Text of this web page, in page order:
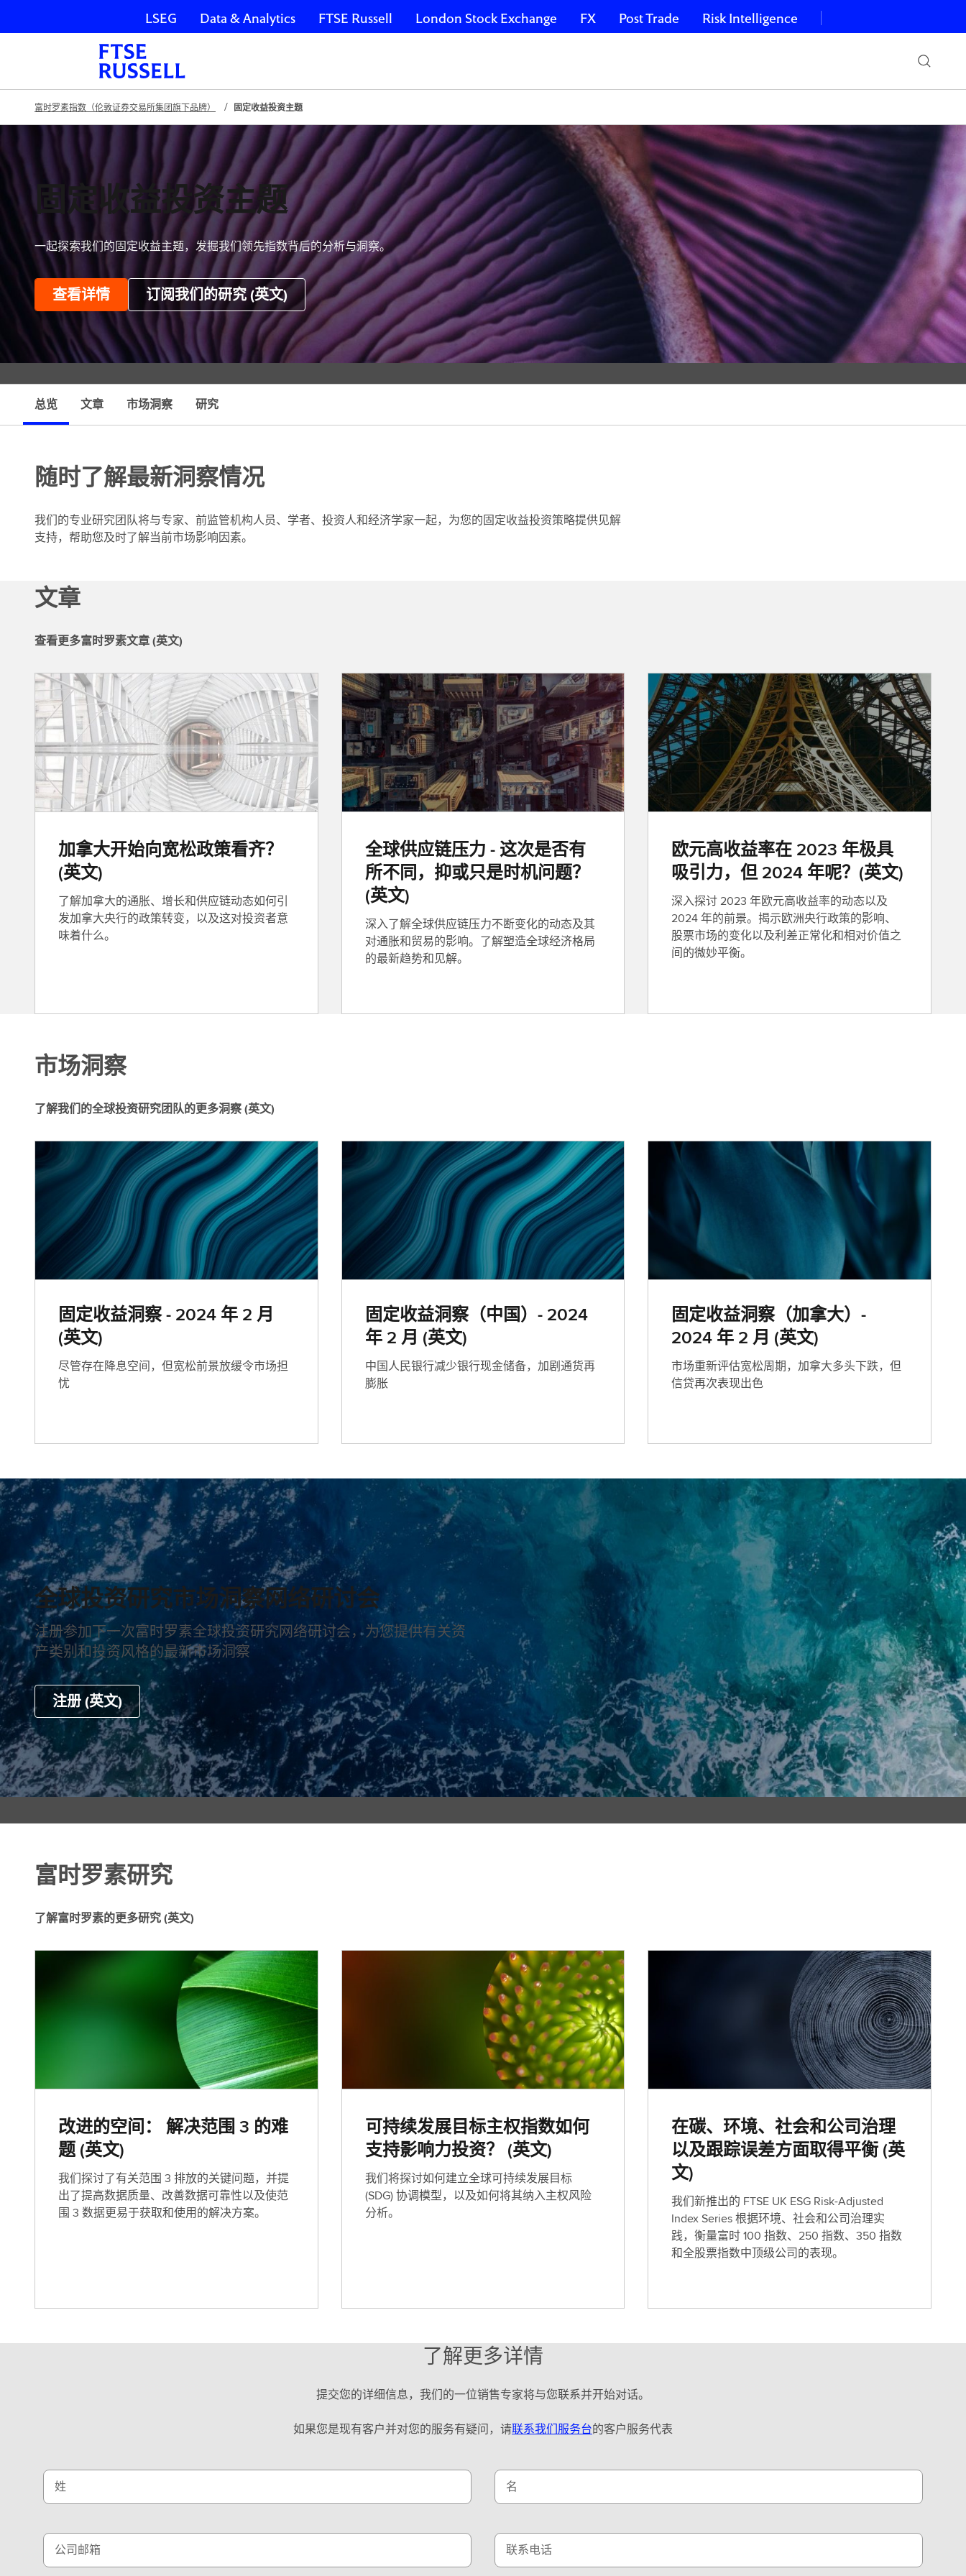
跳过导航
LSEG Data & Analytics FTSE Russell London Stock Exchange FX Post Trade Risk Intelligence
富时罗素指数（伦敦证券交易所集团旗下品牌） 固定收益投资主题
固定收益投资主题
一起探索我们的固定收益主题，发掘我们领先指数背后的分析与洞察。
查看详情 订阅我们的研究 (英文)
总览 文章 市场洞察 研究
随时了解最新洞察情况
我们的专业研究团队将与专家、前监管机构人员、学者、投资人和经济学家一起，为您的固定收益投资策略提供见解
支持，帮助您及时了解当前市场影响因素。
文章
查看更多富时罗素文章 (英文)
加拿大开始向宽松政策看齐？
(英文)
了解加拿大的通胀、增长和供应链动态如何引
发加拿大央行的政策转变，以及这对投资者意
味着什么。
全球供应链压力 - 这次是否有
所不同，抑或只是时机问题？
(英文)
深入了解全球供应链压力不断变化的动态及其
对通胀和贸易的影响。了解塑造全球经济格局
的最新趋势和见解。
欧元高收益率在 2023 年极具
吸引力，但 2024 年呢？(英文)
深入探讨 2023 年欧元高收益率的动态以及
2024 年的前景。揭示欧洲央行政策的影响、
股票市场的变化以及利差正常化和相对价值之
间的微妙平衡。
市场洞察
了解我们的全球投资研究团队的更多洞察 (英文)
固定收益洞察 - 2024 年 2 月
(英文)
尽管存在降息空间，但宽松前景放缓令市场担
忧
固定收益洞察（中国）- 2024
年 2 月 (英文)
中国人民银行减少银行现金储备，加剧通货再
膨胀
固定收益洞察（加拿大）-
2024 年 2 月 (英文)
市场重新评估宽松周期，加拿大多头下跌，但
信贷再次表现出色
全球投资研究市场洞察网络研讨会
注册参加下一次富时罗素全球投资研究网络研讨会，为您提供有关资
产类别和投资风格的最新市场洞察
注册 (英文)
富时罗素研究
了解富时罗素的更多研究 (英文)
改进的空间： 解决范围 3 的难
题 (英文)
我们探讨了有关范围 3 排放的关键问题，并提
出了提高数据质量、改善数据可靠性以及使范
围 3 数据更易于获取和使用的解决方案。
可持续发展目标主权指数如何
支持影响力投资？ (英文)
我们将探讨如何建立全球可持续发展目标
(SDG) 协调模型，以及如何将其纳入主权风险
分析。
在碳、环境、社会和公司治理
以及跟踪误差方面取得平衡 (英
文)
我们新推出的 FTSE UK ESG Risk-Adjusted
Index Series 根据环境、社会和公司治理实
践，衡量富时 100 指数、250 指数、350 指数
和全股票指数中顶级公司的表现。
了解更多详情
提交您的详细信息，我们的一位销售专家将与您联系并开始对话。
如果您是现有客户并对您的服务有疑问，请联系我们服务台的客户服务代表
姓 名
公司邮箱 联系电话